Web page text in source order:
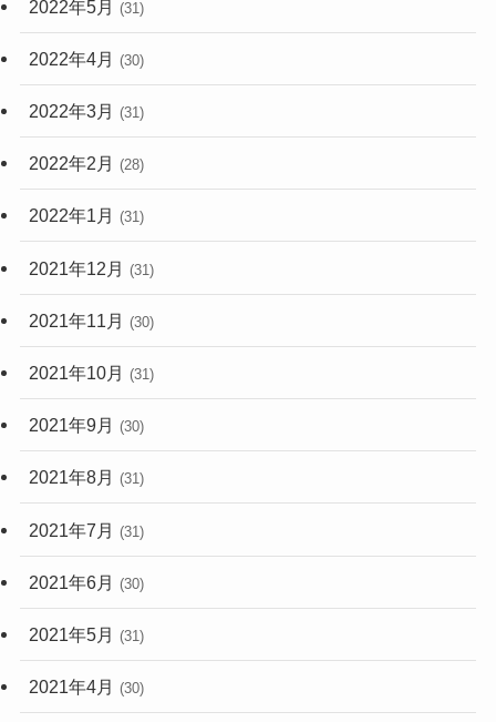
2022年5月 (31)
2022年4月 (30)
2022年3月 (31)
2022年2月 (28)
2022年1月 (31)
2021年12月 (31)
2021年11月 (30)
2021年10月 (31)
2021年9月 (30)
2021年8月 (31)
2021年7月 (31)
2021年6月 (30)
2021年5月 (31)
2021年4月 (30)